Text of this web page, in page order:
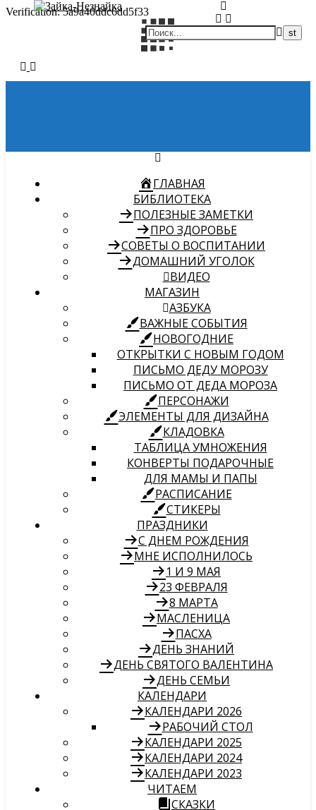
Verification: 5a9a40ddc6dd5f33
ГЛАВНАЯ
БИБЛИОТЕКА
ПОЛЕЗНЫЕ ЗАМЕТКИ
ПРО ЗДОРОВЬЕ
СОВЕТЫ О ВОСПИТАНИИ
ДОМАШНИЙ УГОЛОК
ВИДЕО
МАГАЗИН
АЗБУКА
ВАЖНЫЕ СОБЫТИЯ
НОВОГОДНИЕ
ОТКРЫТКИ С НОВЫМ ГОДОМ
ПИСЬМО ДЕДУ МОРОЗУ
ПИСЬМО ОТ ДЕДА МОРОЗА
ПЕРСОНАЖИ
ЭЛЕМЕНТЫ ДЛЯ ДИЗАЙНА
КЛАДОВКА
ТАБЛИЦА УМНОЖЕНИЯ
КОНВЕРТЫ ПОДАРОЧНЫЕ
ДЛЯ МАМЫ И ПАПЫ
РАСПИСАНИЕ
СТИКЕРЫ
ПРАЗДНИКИ
С ДНЕМ РОЖДЕНИЯ
МНЕ ИСПОЛНИЛОСЬ
1 И 9 МАЯ
23 ФЕВРАЛЯ
8 МАРТА
МАСЛЕНИЦА
ПАСХА
ДЕНЬ ЗНАНИЙ
ДЕНЬ СВЯТОГО ВАЛЕНТИНА
ДЕНЬ СЕМЬИ
КАЛЕНДАРИ
КАЛЕНДАРИ 2026
РАБОЧИЙ СТОЛ
КАЛЕНДАРИ 2025
КАЛЕНДАРИ 2024
КАЛЕНДАРИ 2023
ЧИТАЕМ
СКАЗКИ